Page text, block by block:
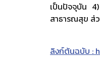
เป็นปัจจุบัน
สาธารณสุข ส่
ลิงก์ต้นฉบับ :